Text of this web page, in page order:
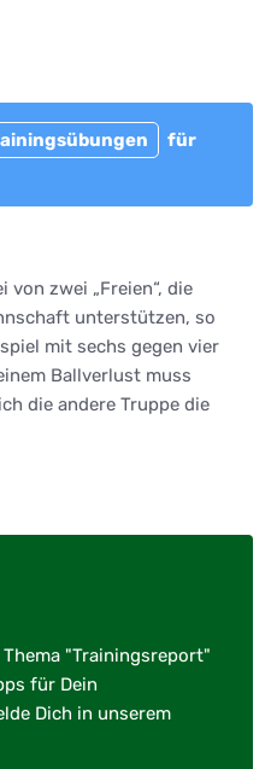
für
zwei „Freien“, die
unterstützen, so
mit sechs gegen vier
Ballverlust muss
die andere Truppe die
"Trainingsreport"
für Dein
Dich in unserem